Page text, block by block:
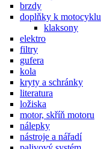
brzdy
doplňky k motocyklu
klaksony
elektro
filtry
gufera
kola
kryty a schránky
literatura
ložiska
motor, skříň motoru
nálepky
nástroje a nářadí